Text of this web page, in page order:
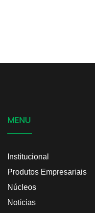
MENU
Institucional
Produtos Empresariais
Núcleos
Notícias